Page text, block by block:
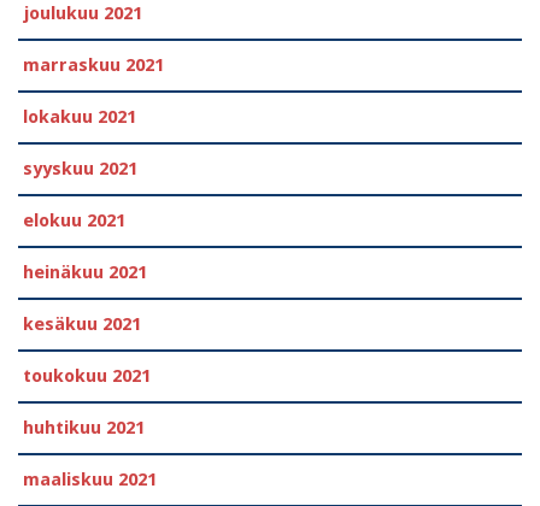
joulukuu 2021
marraskuu 2021
lokakuu 2021
syyskuu 2021
elokuu 2021
heinäkuu 2021
kesäkuu 2021
toukokuu 2021
huhtikuu 2021
maaliskuu 2021